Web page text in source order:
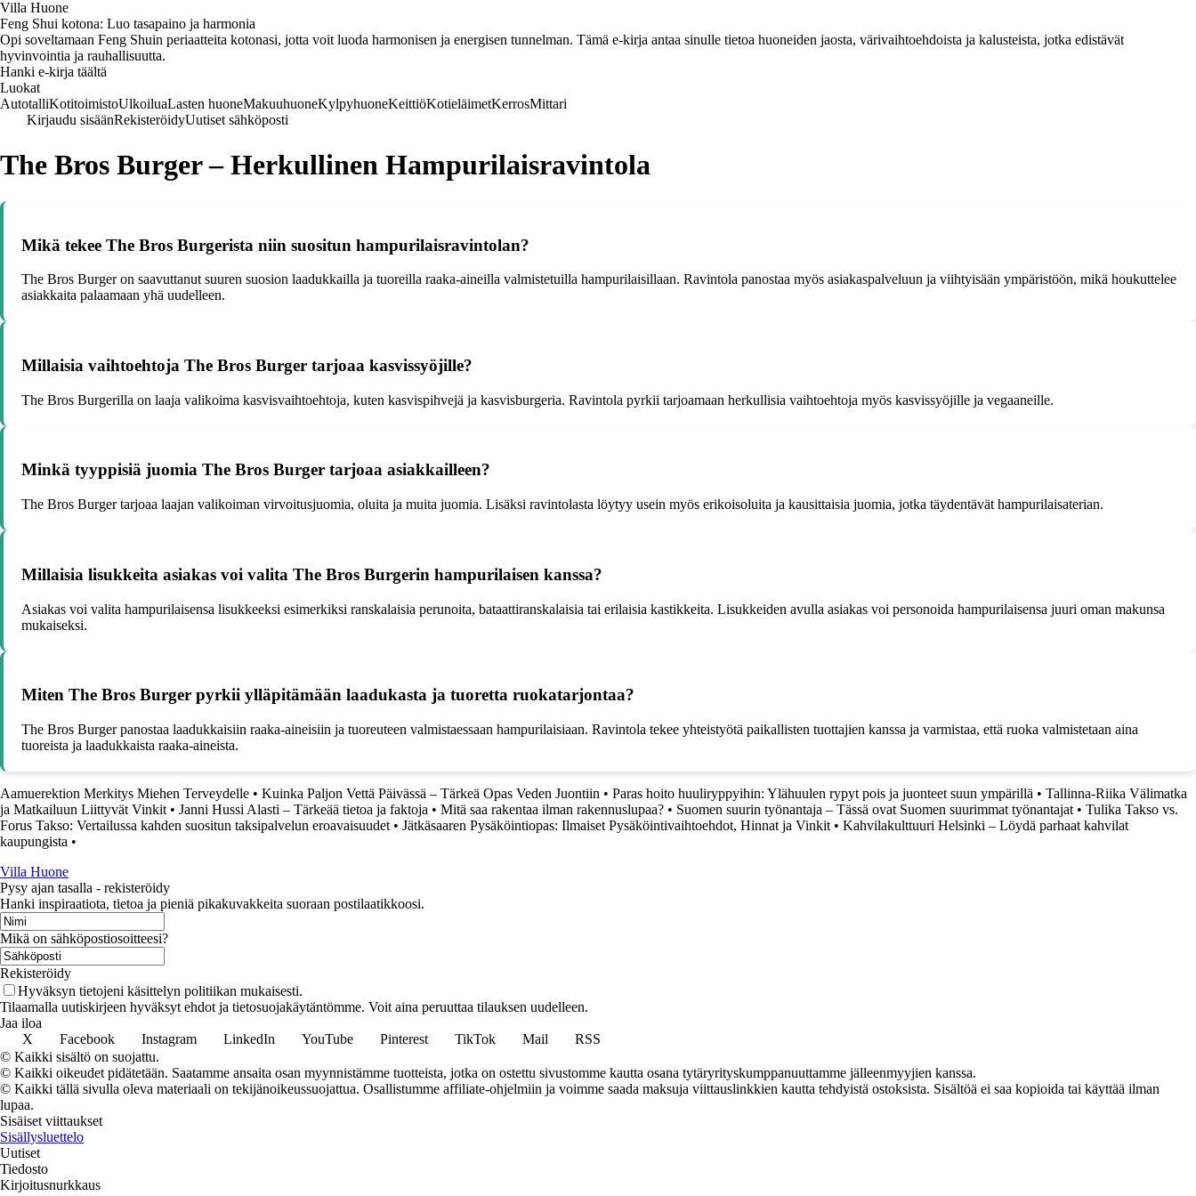
Villa Huone
Feng Shui kotona: Luo tasapaino ja harmonia
Opi soveltamaan Feng Shuin periaatteita kotonasi, jotta voit luoda harmonisen ja energisen tunnelman. Tämä e-kirja antaa sinulle tietoa huoneiden jaosta, värivaihtoehdoista ja kalusteista, jotka edistävät
hyvinvointia ja rauhallisuutta.
Hanki e-kirja täältä
Luokat
AutotalliKotitoimistoUlkoiluaLasten huoneMakuuhuoneKylpyhuoneKeittiöKotieläimetKerrosMittari
Kirjaudu sisäänRekisteröidyUutiset sähköposti
The Bros Burger – Herkullinen Hampurilaisravintola
Mikä tekee The Bros Burgerista niin suositun hampurilaisravintolan?
The Bros Burger on saavuttanut suuren suosion laadukkailla ja tuoreilla raaka-aineilla valmistetuilla hampurilaisillaan. Ravintola panostaa myös asiakaspalveluun ja viihtyisään ympäristöön, mikä houkuttelee
asiakkaita palaamaan yhä uudelleen.
Millaisia vaihtoehtoja The Bros Burger tarjoaa kasvissyöjille?
The Bros Burgerilla on laaja valikoima kasvisvaihtoehtoja, kuten kasvispihvejä ja kasvisburgeria. Ravintola pyrkii tarjoamaan herkullisia vaihtoehtoja myös kasvissyöjille ja vegaaneille.
Minkä tyyppisiä juomia The Bros Burger tarjoaa asiakkailleen?
The Bros Burger tarjoaa laajan valikoiman virvoitusjuomia, oluita ja muita juomia. Lisäksi ravintolasta löytyy usein myös erikoisoluita ja kausittaisia juomia, jotka täydentävät hampurilaisaterian.
Millaisia lisukkeita asiakas voi valita The Bros Burgerin hampurilaisen kanssa?
Asiakas voi valita hampurilaisensa lisukkeeksi esimerkiksi ranskalaisia perunoita, bataattiranskalaisia tai erilaisia kastikkeita. Lisukkeiden avulla asiakas voi personoida hampurilaisensa juuri oman makunsa
mukaiseksi.
Miten The Bros Burger pyrkii ylläpitämään laadukasta ja tuoretta ruokatarjontaa?
The Bros Burger panostaa laadukkaisiin raaka-aineisiin ja tuoreuteen valmistaessaan hampurilaisiaan. Ravintola tekee yhteistyötä paikallisten tuottajien kanssa ja varmistaa, että ruoka valmistetaan aina
tuoreista ja laadukkaista raaka-aineista.
Aamuerektion Merkitys Miehen Terveydelle • Kuinka Paljon Vettä Päivässä – Tärkeä Opas Veden Juontiin • Paras hoito huuliryppyihin: Ylähuulen rypyt pois ja juonteet suun ympärillä • Tallinna-Riika Välimatka
ja Matkailuun Liittyvät Vinkit • Janni Hussi Alasti – Tärkeää tietoa ja faktoja • Mitä saa rakentaa ilman rakennuslupaa? • Suomen suurin työnantaja – Tässä ovat Suomen suurimmat työnantajat • Tulika Takso vs.
Forus Takso: Vertailussa kahden suositun taksipalvelun eroavaisuudet • Jätkäsaaren Pysäköintiopas: Ilmaiset Pysäköintivaihtoehdot, Hinnat ja Vinkit • Kahvilakulttuuri Helsinki – Löydä parhaat kahvilat
kaupungista •
Villa Huone
Pysy ajan tasalla - rekisteröidy
Hanki inspiraatiota, tietoa ja pieniä pikakuvakkeita suoraan postilaatikkoosi.
Mikä on sähköpostiosoitteesi?
Rekisteröidy
Hyväksyn tietojeni käsittelyn politiikan mukaisesti.
Tilaamalla uutiskirjeen hyväksyt ehdot ja tietosuojakäytäntömme. Voit aina peruuttaa tilauksen uudelleen.
Jaa iloa
X
Facebook Instagram LinkedIn YouTube Pinterest TikTok Mail
RSS
© Kaikki sisältö on suojattu.
© Kaikki oikeudet pidätetään. Saatamme ansaita osan myynnistämme tuotteista, jotka on ostettu sivustomme kautta osana tytäryrityskumppanuuttamme jälleenmyyjien kanssa.
© Kaikki tällä sivulla oleva materiaali on tekijänoikeussuojattua. Osallistumme affiliate-ohjelmiin ja voimme saada maksuja viittauslinkkien kautta tehdyistä ostoksista. Sisältöä ei saa kopioida tai käyttää ilman
lupaa.
Sisäiset viittaukset
Sisällysluettelo
Uutiset
Tiedosto
Kirjoitusnurkkaus